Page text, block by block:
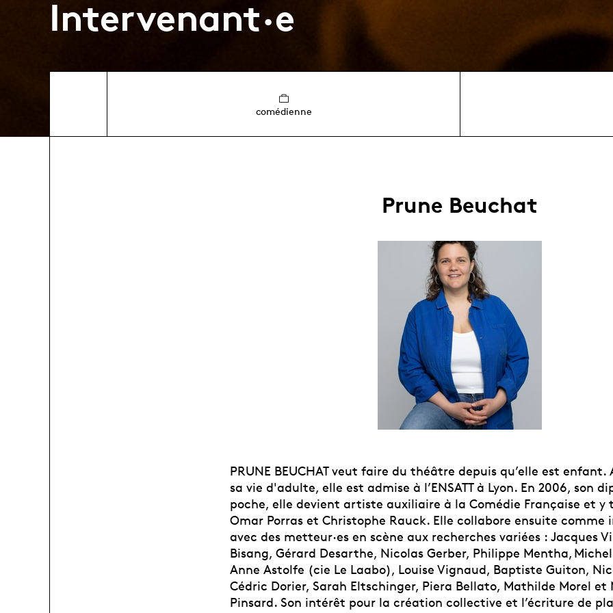
Intervenant·e
comédienne
Prune Beuchat
PRUNE BEUCHAT veut faire du théâtre depuis qu’elle est enfant.
sa vie d'adulte, elle est admise à l’ENSATT à Lyon. En 2006, son
poche, elle devient artiste auxiliaire à la Comédie Française et y
Omar Porras et Christophe Rauck. Elle collabore ensuite comme
avec des metteur·es en scène aux recherches variées : Jacques
Bisang, Gérard Desarthe, Nicolas Gerber, Philippe Mentha,
Anne Astolfe (cie Le Laabo), Louise Vignaud, Baptiste Guiton,
Cédric Dorier, Sarah Eltschinger, Piera Bellato, Mathilde Morel et
Pinsard. Son intérêt pour la création collective et l’écriture de